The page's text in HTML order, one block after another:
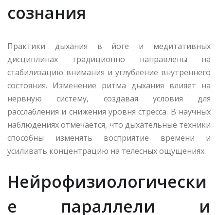
сознания
Практики дыхания в йоге и медитативных
дисциплинах традиционно направлены на
стабилизацию внимания и углубление внутреннего
состояния. Изменение ритма дыхания влияет на
нервную систему, создавая условия для
расслабления и снижения уровня стресса. В научных
наблюдениях отмечается, что дыхательные техники
способны изменять восприятие времени и
усиливать концентрацию на телесных ощущениях.
Нейрофизиологически
е параллели и